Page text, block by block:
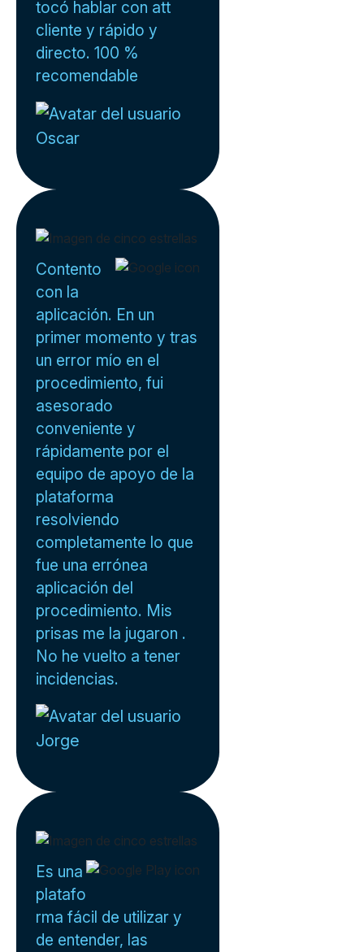
tocó hablar con att
cliente y rápido y
directo. 100 %
recomendable
Oscar
Contento
con la
aplicación. En un
primer momento y tras
un error mío en el
procedimiento, fui
asesorado
conveniente y
rápidamente por el
equipo de apoyo de la
plataforma
resolviendo
completamente lo que
fue una errónea
aplicación del
procedimiento. Mis
prisas me la jugaron .
No he vuelto a tener
incidencias.
Jorge
Es una
platafo
rma fácil de utilizar y
de entender, las